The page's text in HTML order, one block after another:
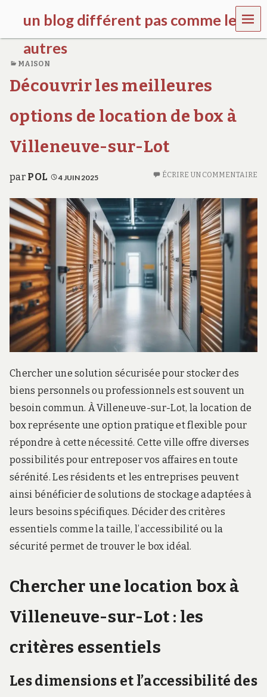
un blog différent pas comme les
autres
d
c
h
i
l
d
e
.
o
r
g
MEN
U
MAISON
Découvrir les meilleures
options de location de box à
Villeneuve-sur-Lot
par POL 4 JUIN 2025 ÉCRIRE UN COMMENTAIRE
Chercher une solution sécurisée pour stocker des
biens personnels ou professionnels est souvent un
besoin commun. À Villeneuve-sur-Lot, la location de
box représente une option pratique et flexible pour
répondre à cette nécessité. Cette ville offre diverses
possibilités pour entreposer vos affaires en toute
sérénité. Les résidents et les entreprises peuvent
ainsi bénéficier de solutions de stockage adaptées à
leurs besoins spécifiques. Décider des critères
essentiels comme la taille, l’accessibilité ou la
sécurité permet de trouver le box idéal.
Chercher une location box à
Villeneuve-sur-Lot : les
critères essentiels
Les dimensions et l’accessibilité des